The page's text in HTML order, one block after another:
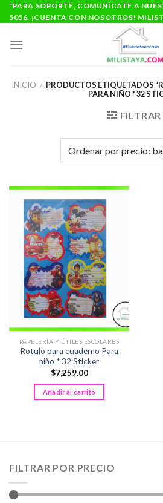
Saltar
al
"PARA SOPORTE, COMUNÍCATE A
5056. ¡CUENTA CON NOSOTROS!
INICIO / PRODUCTOS ETIQUETADOS
PARA NIÑO * 32
FILTRAR
PAPELERÍA Y ÚTILES ESCOLARES
Rotulo para cuaderno Para
niño * 32 Sticker
$7,259.00
Añadir al carrito
FILTRAR POR PRECIO